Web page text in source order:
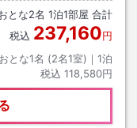
とな2名 1泊1部屋 合計
税込 237,160円
おとな1名 (2名1室)｜ 1泊
税込 118,580円